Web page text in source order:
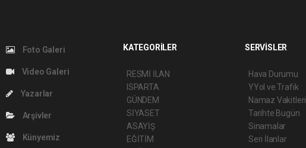
Foto Galeri
Video Galeri
Yazarlar
Arşivler
Künyemiz
KATEGORİLER
RESMİ İLAN
ISPARTA
GÜNDEM
SİYASET
ASAYİŞ
EĞİTİM
SERVİSLER
Hava Durumu
YYol ve Trafik
Namaz Vakitleri
Tarihte Bugün
Sinamalar
Seri İlanlar